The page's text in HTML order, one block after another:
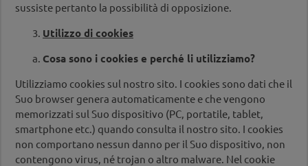
sussiste pertanto la possibilità di opposizione.
Utilizzo di cookies
Cosa sono i cookies e perché li utilizziamo?
Utilizziamo cookies sul nostro sito. I cookies sono dati che il
Suo browser genera automaticamente e che vengono
memorizzati sul Suo dispositivo (PC, portatile, tablet,
smartphone etc.) quando consulta il nostro sito. I cookies
non comportano nessun danno per il Suo dispositivo, non
contengono virus, né trojan o altro malware. Nel cookie